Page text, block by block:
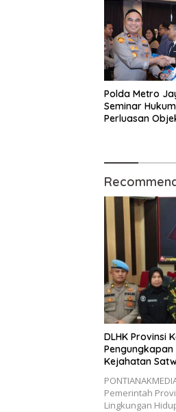
Polda Metro
Seminar
Perluasan
DLHK Provinsi
Kejahatan
Pemerintah
Lingkungan